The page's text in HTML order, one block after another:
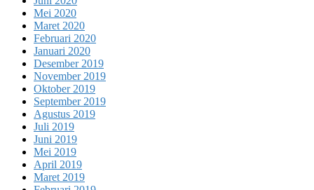
Mei 2020
Maret 2020
Februari 2020
Januari 2020
Desember 2019
November 2019
Oktober 2019
September 2019
Agustus 2019
Juli 2019
Juni 2019
Mei 2019
April 2019
Maret 2019